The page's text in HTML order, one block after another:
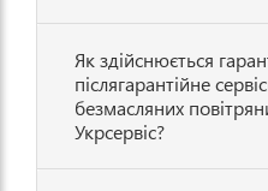
Як здійснюється
післягарантійне
безмасляних
Укрсервіс?